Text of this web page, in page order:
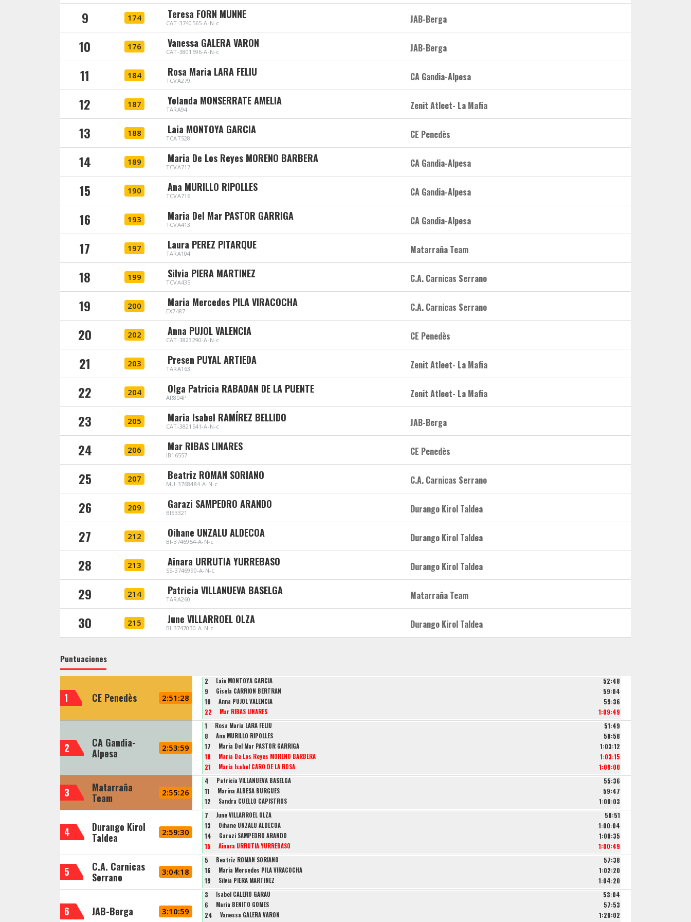
9 174 Teresa FORN MUNNE
CAT-3740565-A-N-c JAB-Berga
10 176 Vanessa GALERA VARON
CAT-3801596-A-N-c JAB-Berga
11 184 Rosa Maria LARA FELIU
TCVA279 CA Gandia-Alpesa
12 187 Yolanda MONSERRATE AMELIA
TARA94 Zenit Atleet- La Mafia
13 188 Laia MONTOYA GARCIA
TCAT528 CE Penedès
14 189 Maria De Los Reyes MORENO BARBERA
TCVA717 CA Gandia-Alpesa
15 190 Ana MURILLO RIPOLLES
TCVA716 CA Gandia-Alpesa
16 193 Maria Del Mar PASTOR GARRIGA
TCVA413 CA Gandia-Alpesa
17 197 Laura PEREZ PITARQUE
TARA104 Matarraña Team
18 199 Silvia PIERA MARTINEZ
TCVA435 C.A. Carnicas Serrano
19 200 Maria Mercedes PILA VIRACOCHA
EX7487 C.A. Carnicas Serrano
20 202 Anna PUJOL VALENCIA
CAT-3823290-A-N-c CE Penedès
21 203 Presen PUYAL ARTIEDA
TARA163 Zenit Atleet- La Mafia
22 204 Olga Patricia RABADAN DE LA PUENTE
AR804P Zenit Atleet- La Mafia
23 205 Maria Isabel RAMÍREZ BELLIDO
CAT-3821541-A-N-c JAB-Berga
24 206 Mar RIBAS LINARES
IB16557 CE Penedès
25 207 Beatriz ROMAN SORIANO
MU-3768484-A-N-c C.A. Carnicas Serrano
26 209 Garazi SAMPEDRO ARANDO
BI53321 Durango Kirol Taldea
27 212 Oihane UNZALU ALDECOA
BI-3746954-A-N-c Durango Kirol Taldea
28 213 Ainara URRUTIA YURREBASO
SS-3746990-A-N-c Durango Kirol Taldea
29 214 Patricia VILLANUEVA BASELGA
TARA260 Matarraña Team
30 215 June VILLARROEL OLZA
BI-3747030-A-N-c Durango Kirol Taldea
Puntuaciones
1 CE Penedès 2:51:28
2 Laia MONTOYA GARCIA
52:48
9
Gisela CARRION BERTRAN
59:04
10
Anna PUJOL VALENCIA
59:36
22
Mar RIBAS LINARES 1:09:49
2
CA Gandia-
Alpesa
2:53:59
1 Rosa Maria LARA FELIU
51:49
8
Ana MURILLO RIPOLLES
58:58
17
Maria Del Mar PASTOR GARRIGA
1:03:12
18
Maria De Los Reyes MORENO BARBERA
1:03:15
21
Maria Isabel CARO DE LA ROSA 1:09:00
3
Matarraña
Team
2:55:26
4 Patricia VILLANUEVA BASELGA
55:36
11
Marina ALBESA BURGUES
59:47
12
Sandra CUELLO CAPISTROS 1:00:03
4
Durango Kirol
Taldea
2:59:30
7 June VILLARROEL OLZA
58:51
13
Oihane UNZALU ALDECOA
1:00:04
14
Garazi SAMPEDRO ARANDO
1:00:35
15
Ainara URRUTIA YURREBASO 1:00:49
5
C.A. Carnicas
Serrano
3:04:18
5 Beatriz ROMAN SORIANO
57:38
16
Maria Mercedes PILA VIRACOCHA
1:02:20
19
Silvia PIERA MARTINEZ 1:04:20
6 JAB-Berga 3:10:59
3 Isabel CALERO GARAU
53:04
6
Maria BENITO GOMES
57:53
24
Vanessa GALERA VARON
1:20:02